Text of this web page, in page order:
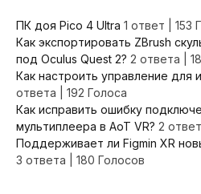
ПК доя Pico 4 Ultra 1 ответ
153
Как экспортировать ZBrush
под Oculus Quest 2? 2 ответа
Как настроить управление для
ответа
192 Голоса
Как исправить ошибку
мультиплеера в AoT VR? 2
Поддерживает ли Figmin XR
3 ответа
180 Голосов